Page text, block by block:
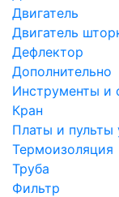
Двигатель
Двигатель
Дефлектор
Дополнительно
Инструменты и
Кран
Платы и пульты
Термоизоляция
Труба
Фильтр